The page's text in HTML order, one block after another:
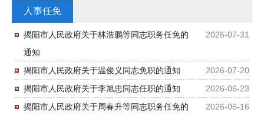
人事任免
2026-07-31
揭阳市人民政府关于林浩鹏等同志职务任免的
通知
2026-07-20
揭阳市人民政府关于温俊义同志免职的通知
2026-06-23
揭阳市人民政府关于李旭忠同志任职的通知
2026-06-16
揭阳市人民政府关于周春升等同志职务任免的